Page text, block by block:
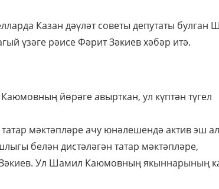
Казан дәүләт советы депутаты булган
үзәге рәисе Фәрит Зәкиев хәбәр итә.
йөрәге авырткан, ул күптән түгел
мәктәпләре ачу юнәлешендә актив эш
белән дистәләгән татар мәктәпләре,
Ул Шамил Каюмовның якыннарының